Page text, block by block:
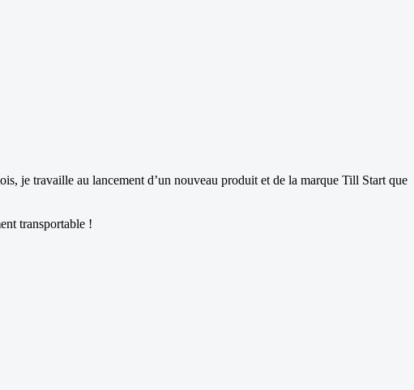
je travaille au lancement d’un nouveau produit et de la marque Till Start que
transportable !